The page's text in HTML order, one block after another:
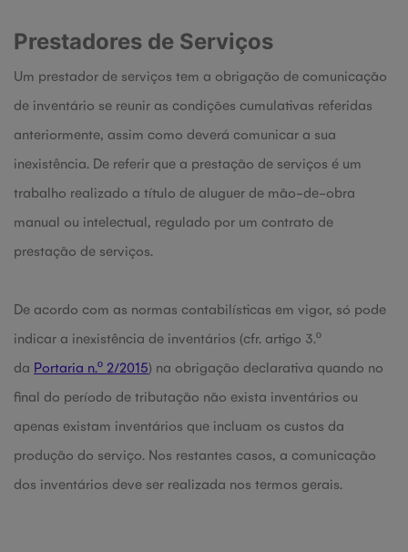
Prestadores de Serviços
Um prestador de serviços tem a obrigação de comunicação
de inventário se reunir as condições cumulativas referidas
anteriormente, assim como deverá comunicar a sua
inexistência. De referir que a prestação de serviços é um
trabalho realizado a título de aluguer de mão-de-obra
manual ou intelectual, regulado por um contrato de
prestação de serviços.
De acordo com as normas contabilísticas em vigor, só pode
indicar a inexistência de inventários (cfr. artigo 3.º
da Portaria n.º 2/2015) na obrigação declarativa quando no
final do período de tributação não exista inventários ou
apenas existam inventários que incluam os custos da
produção do serviço. Nos restantes casos, a comunicação
dos inventários deve ser realizada nos termos gerais.